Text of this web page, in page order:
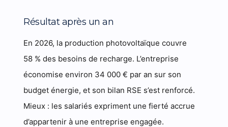
Résultat après un an
En 2026, la production photovoltaïque couvre
58 % des besoins de recharge. L’entreprise
économise environ 34 000 € par an sur son
budget énergie, et son bilan RSE s’est renforcé.
Mieux : les salariés expriment une fierté accrue
d’appartenir à une entreprise engagée.